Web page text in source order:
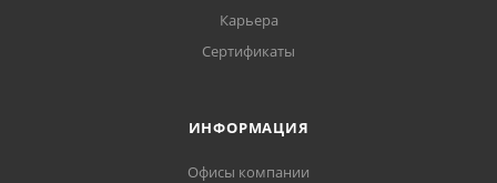
Карьера
Сертификаты
ИНФОРМАЦИЯ
Офисы компании